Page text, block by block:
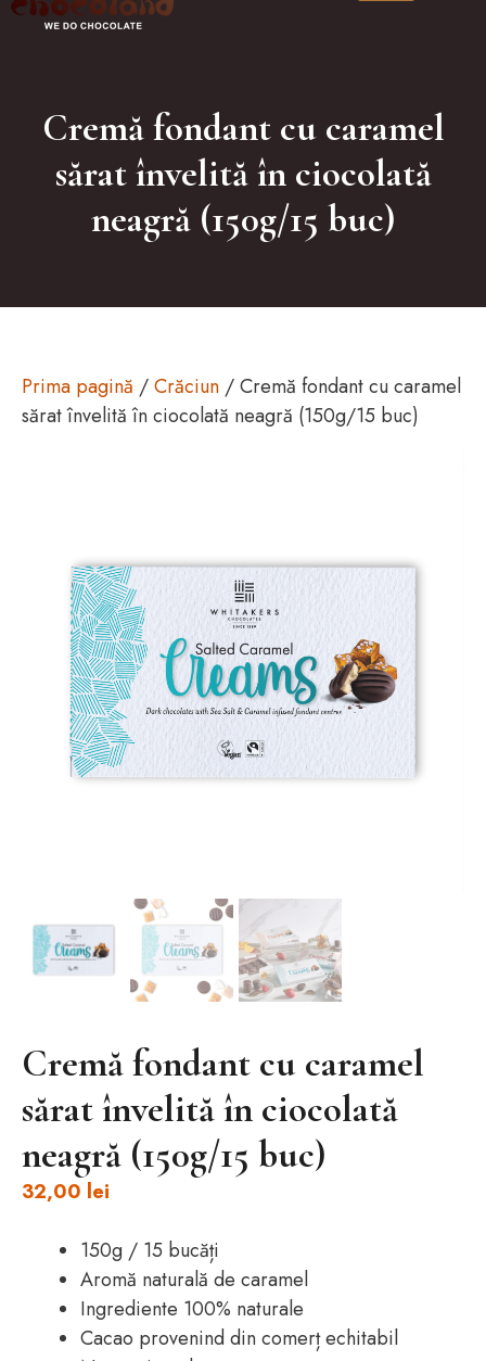
Cremă fondant cu caramel
sărat învelită în ciocolată
neagră (150g/15 buc)
Prima pagină /Crăciun / Cremă fondant cu caramel
sărat învelită în ciocolată neagră (150g/15 buc)
Cremă fondant cu caramel
sărat învelită în ciocolată
neagră (150g/15 buc)
32,00 lei
150g / 15 bucăți
Aromă naturală de caramel
Ingrediente 100% naturale
Cacao provenind din comerț echitabil